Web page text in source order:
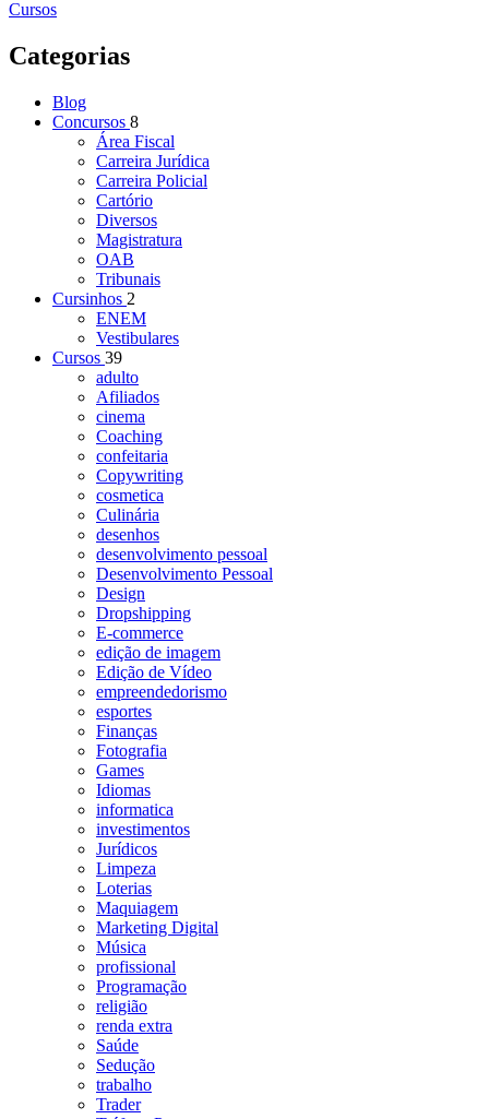
Cursos
Categorias
Blog
Concursos 8
Área Fiscal
Carreira Jurídica
Carreira Policial
Cartório
Diversos
Magistratura
OAB
Tribunais
Cursinhos 2
ENEM
Vestibulares
Cursos 39
adulto
Afiliados
cinema
Coaching
confeitaria
Copywriting
cosmetica
Culinária
desenhos
desenvolvimento pessoal
Desenvolvimento Pessoal
Design
Dropshipping
E-commerce
edição de imagem
Edição de Vídeo
empreendedorismo
esportes
Finanças
Fotografia
Games
Idiomas
informatica
investimentos
Jurídicos
Limpeza
Loterias
Maquiagem
Marketing Digital
Música
profissional
Programação
religião
renda extra
Saúde
Sedução
trabalho
Trader